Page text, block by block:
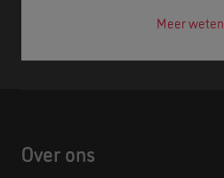
Meer weten
Over ons